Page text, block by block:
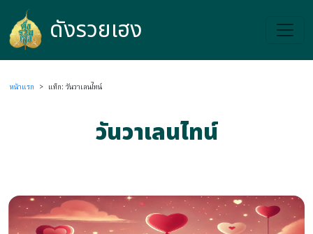
ดังรวยเฮง
ดังรวยเฮง
หน้าแรก > แท็ก: วันวาเลนไทน์
วันวาเลนไทน์